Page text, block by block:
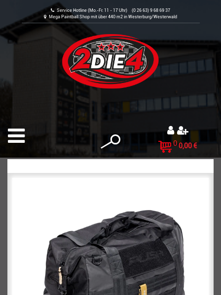
Service Hotline (Mo.-Fr. 11 - 17 Uhr) (0 26 63) 9 68 69 37
Mega Paintball Shop mit über 440 m2 in Westerburg/Westerwald
0 0,00 €